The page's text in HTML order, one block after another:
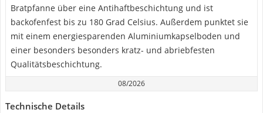
Bratpfanne über eine Antihaftbeschichtung und ist
backofenfest bis zu 180 Grad Celsius. Außerdem punktet sie
mit einem energiesparenden Aluminiumkapselboden und
einer besonders besonders kratz- und abriebfesten
Qualitätsbeschichtung.
08/2026
Technische Details